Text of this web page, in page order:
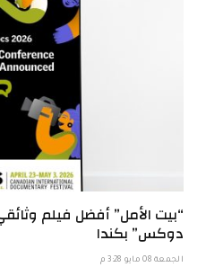
“بيت الأمل” أفضل فيلم
دوكس” بكندا
الجمعة 08 مايو 3:28 م